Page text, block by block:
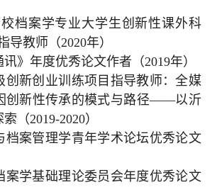
档案学专业大学生创新性课外科
导教师（2020年）
讯》年度优秀论文作者（2019年）
创新创业训练项目指导教师：全媒
创新性传承的模式与路径——以沂
索（2019-2020）
档案管理学青年学术论坛优秀论文
案学基础理论委员会年度优秀论文